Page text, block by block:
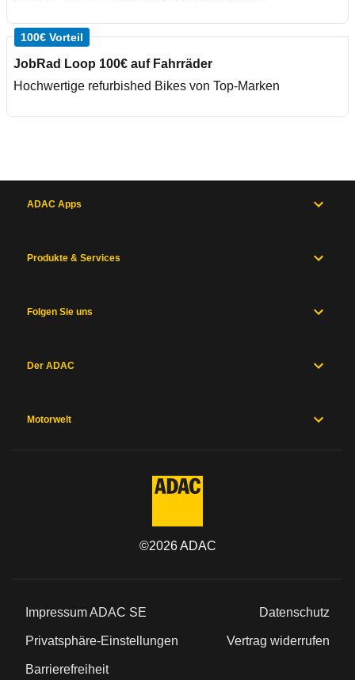
100€ Vorteil
JobRad Loop 100€ auf Fahrräder
Hochwertige refurbished Bikes von Top-Marken
ADAC Apps
Produkte & Services
Folgen Sie uns
Der ADAC
Motorwelt
©2026ADAC
Impressum ADAC SE Datenschutz
Privatsphäre-Einstellungen Vertrag widerrufen
Barrierefreiheit